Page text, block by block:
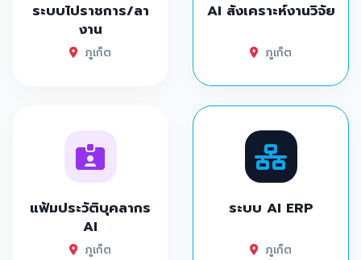
ระบบไปราชการ/ลา
งาน
ภูเก็ต
AI สังเคราะห์งานวิจัย
ภูเก็ต
แฟ้มประวัติบุคลากร
AI
ภูเก็ต
ระบบ AI ERP
ภูเก็ต